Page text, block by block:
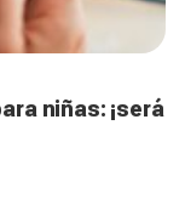
niñas: ¡será